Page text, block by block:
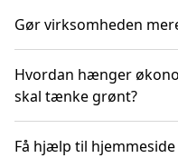
Gør virksomheden
Hvordan hænger
skal tænke grønt?
Få hjælp til